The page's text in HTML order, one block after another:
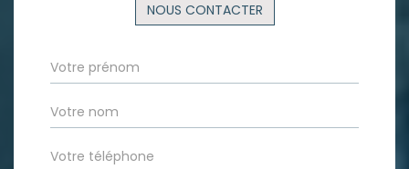
NOUS CONTACTER